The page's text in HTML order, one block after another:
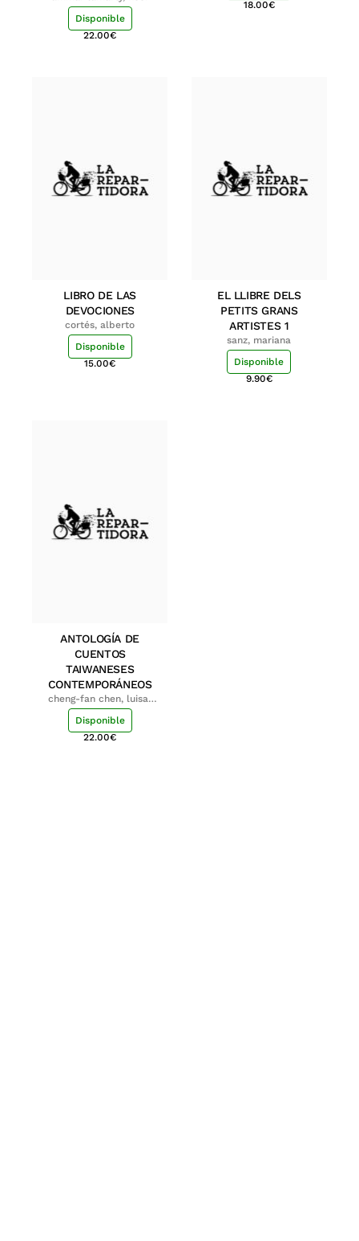
Disponible
22.00€
18.00€
LIBRO DE LAS
DEVOCIONES
cortés, alberto
Disponible
15.00€
EL LLIBRE DELS
PETITS GRANS
ARTISTES 1
sanz, mariana
Disponible
9.90€
ANTOLOGÍA DE
CUENTOS
TAIWANESES
CONTEMPORÁNEOS
cheng-fan chen, luisa;
shu-ying chang, luisa
Disponible
22.00€